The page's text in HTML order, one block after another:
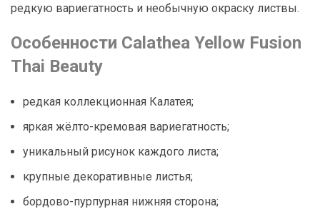
редкую вариегатность и необычную окраску листвы.
Особенности Calathea Yellow Fusion
Thai Beauty
редкая коллекционная Калатея;
яркая жёлто-кремовая вариегатность;
уникальный рисунок каждого листа;
крупные декоративные листья;
бордово-пурпурная нижняя сторона;